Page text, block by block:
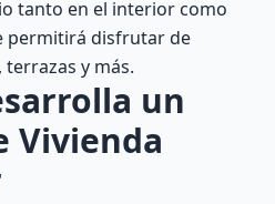
tanto en el interior como
permitirá disfrutar de
y más.
un
Vivienda